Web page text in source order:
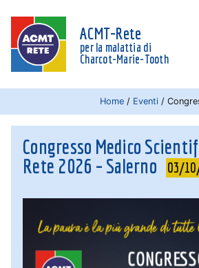
ACMT-Rete
per la malattia di
Charcot-Marie-Tooth
Home/ Eventi/
Congresso Medico
Rete 2026 – Salerno
03/